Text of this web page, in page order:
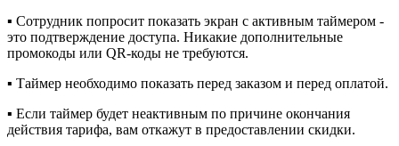
▪︎ Сотрудник попросит показать экран с активным таймером -
это подтверждение доступа. Никакие дополнительные
промокоды или QR-коды не требуются.
▪︎ Таймер необходимо показать перед заказом и перед оплатой.
▪︎ Если таймер будет неактивным по причине окончания
действия тарифа, вам откажут в предоставлении скидки.